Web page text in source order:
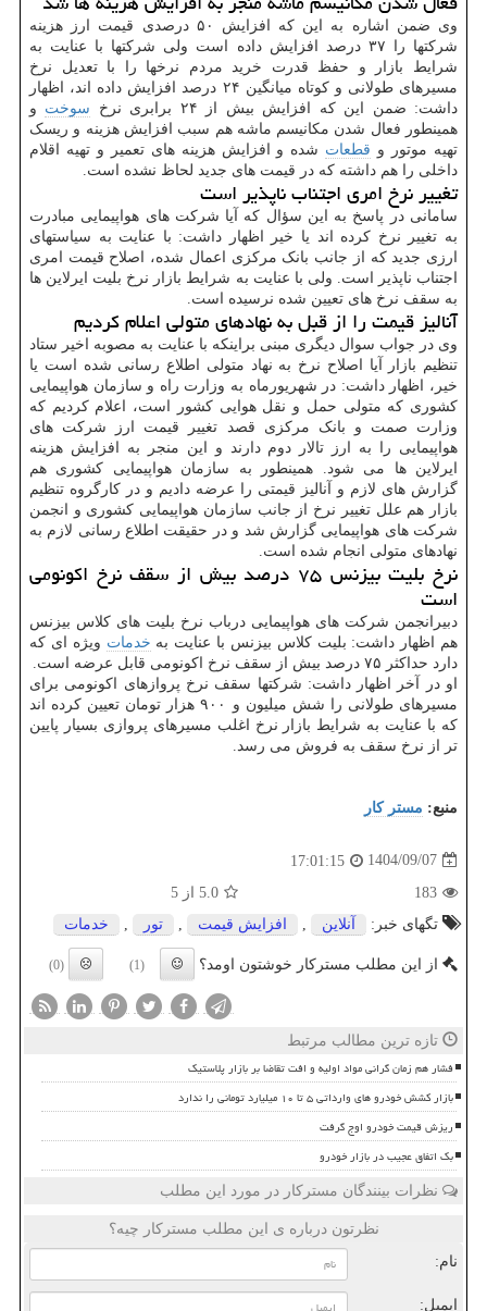
وی ضمن اشاره به این که افزایش ۵۰ درصدی قیمت ارز هزینه
شرکتها را ۳۷ درصد افزایش داده است ولی شرکتها با عنایت به
شرایط بازار و حفظ قدرت خرید مردم نرخها را با تعدیل نرخ
مسیرهای طولانی و کوتاه میانگین ۲۴ درصد افزایش داده اند، اظهار
داشت: ضمن این که افزایش بیش از ۲۴ برابری نرخ
سوخت و
همینطور فعال شدن مکانیسم ماشه هم سبب افزایش هزینه و ریسک
تهیه موتور و قطعات شده و افزایش هزینه های تعمیر و تهیه اقلام
داخلی را هم داشته که در قیمت های جدید لحاظ نشده است.
تغییر نرخ امری اجتناب ناپذیر است
سامانی در پاسخ به این سؤال که آیا شرکت های هواپیمایی مبادرت
به تغییر نرخ کرده اند یا خیر اظهار داشت: با عنایت به سیاستهای
ارزی جدید که از جانب بانک مرکزی اعمال شده، اصلاح قیمت امری
اجتناب ناپذیر است. ولی با عنایت به شرایط بازار نرخ بلیت ایرلاین ها
به سقف نرخ های تعیین شده نرسیده است.
آنالیز قیمت را از قبل به نهادهای متولی اعلام کردیم
وی در جواب سوال دیگری مبنی براینکه با عنایت به مصوبه اخیر ستاد
تنظیم بازار آیا اصلاح نرخ به نهاد متولی اطلاع رسانی شده است یا
خیر، اظهار داشت: در شهریورماه به وزارت راه و سازمان هواپیمایی
کشوری که متولی حمل و نقل هوایی کشور است، اعلام کردیم که
وزارت صمت و بانک مرکزی قصد تغییر قیمت ارز شرکت های
هواپیمایی را به ارز تالار دوم دارند و این منجر به افزایش هزینه
ایرلاین ها می شود. همینطور به سازمان هواپیمایی کشوری هم
گزارش های لازم و آنالیز قیمتی را عرضه دادیم و در کارگروه تنظیم
بازار هم علل تغییر نرخ از جانب سازمان هواپیمایی کشوری و انجمن
شرکت های هواپیمایی گزارش شد و در حقیقت اطلاع رسانی لازم به
نهادهای متولی انجام شده است.
نرخ بلیت بیزنس ۷۵ درصد بیش از سقف نرخ اکونومی
است
دبیرانجمن شرکت های هواپیمایی درباب نرخ بلیت های کلاس بیزنس
هم اظهار داشت: بلیت کلاس بیزنس با عنایت به خدمات ویژه ای که
دارد حداکثر ۷۵ درصد بیش از سقف نرخ اکونومی قابل عرضه است.
او در آخر اظهار داشت: شرکتها سقف نرخ پروازهای اکونومی برای
مسیرهای طولانی را شش میلیون و ۹۰۰ هزار تومان تعیین کرده اند
که با عنایت به شرایط بازار نرخ اغلب مسیرهای پروازی بسیار پایین
تر از نرخ سقف به فروش می رسد.
منبع: مستر كار
1404/09/07
17:01:15
183
5.0 از 5
تگهای خبر:
آنلاین , افزایش قیمت , تور , خدمات
از این مطلب مسترکار خوشتون اومد؟ (1)
(0)
تازه ترین مطالب مرتبط
فشار هم زمان گرانی مواد اولیه و افت تقاضا بر بازار پلاستیک
بازار کشش خودرو های وارداتی ۵ تا ۱۰ میلیارد تومانی را ندارد
ریزش قیمت خودرو اوج گرفت
بک اتفاق عجیب در بازار خودرو
نظرات بینندگان مسترکار در مورد این مطلب
نظرتون درباره ی این مطلب مسترکار چیه؟
نام:
ایمیل: